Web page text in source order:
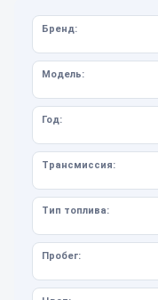
Бренд:
Модель:
Год:
Трансмиссия:
Тип топлива:
Пробег: